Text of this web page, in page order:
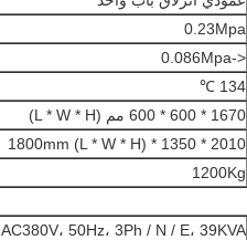
0.23Mpa
<-0.086Mpa
134 ℃
1670 * 600 * 600 مم (L * W * H)
2010 * 1350 * 1800mm (L * W * H)
1200Kg
AC380V، 50Hz، 3Ph / N / E، 39KVA